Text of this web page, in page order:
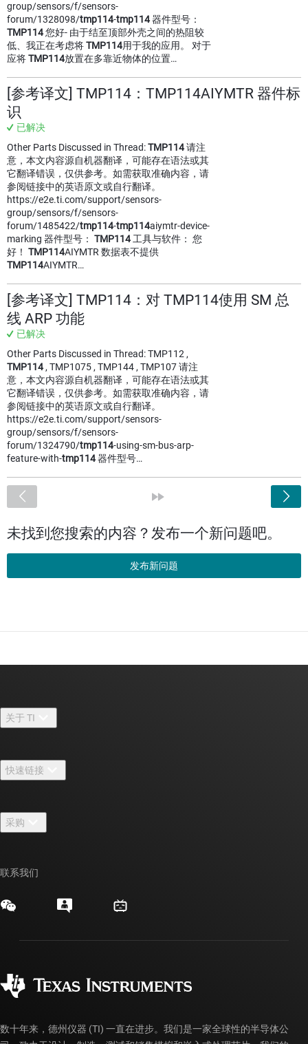
group/sensors/f/sensors-
forum/1328098/tmp114-tmp114器件型号：
TMP114您好- 由于结至顶部外壳之间的热阻较
低、我正在考虑将TMP114用于我的应用。 对于
应将TMP114放置在多靠近物体的位置…
[参考译文] TMP114：TMP114AIYMTR 器件标
识
已解决
Other Parts Discussed in Thread:TMP114请注
意，本文内容源自机器翻译，可能存在语法或其
它翻译错误，仅供参考。如需获取准确内容，请
参阅链接中的英语原文或自行翻译。
https://e2e.ti.com/support/sensors-
group/sensors/f/sensors-
forum/1485422/tmp114-tmp114aiymtr-device-
marking 器件型号： TMP114工具与软件： 您
好！ TMP114AIYMTR 数据表不提供
TMP114AIYMTR…
[参考译文] TMP114：对 TMP114使用 SM 总
线 ARP 功能
已解决
Other Parts Discussed in Thread: TMP112 ,
TMP114, TMP1075 , TMP144 , TMP107 请注
意，本文内容源自机器翻译，可能存在语法或其
它翻译错误，仅供参考。如需获取准确内容，请
参阅链接中的英语原文或自行翻译。
https://e2e.ti.com/support/sensors-
group/sensors/f/sensors-
forum/1324790/tmp114-using-sm-bus-arp-
feature-with-tmp114器件型号…
未找到您搜索的内容？发布一个新问题吧。
发布新问题
关于 TI
招贤纳士
新闻中心
活动
投资者关系
快速链接
TI E2E™ 设计支持论坛
myTI 帐户常见问题解答
采购
发货、付款和税费
联系我们
数十年来，德州仪器 (TI) 一直在进步。我们是一家全球性的半导体公